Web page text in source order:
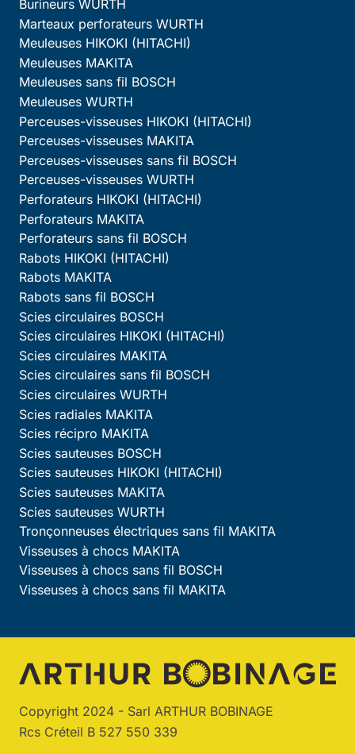
Burineurs WURTH
Marteaux perforateurs WURTH
Meuleuses HIKOKI (HITACHI)
Meuleuses MAKITA
Meuleuses sans fil BOSCH
Meuleuses WURTH
Perceuses-visseuses HIKOKI (HITACHI)
Perceuses-visseuses MAKITA
Perceuses-visseuses sans fil BOSCH
Perceuses-visseuses WURTH
Perforateurs HIKOKI (HITACHI)
Perforateurs MAKITA
Perforateurs sans fil BOSCH
Rabots HIKOKI (HITACHI)
Rabots MAKITA
Rabots sans fil BOSCH
Scies circulaires BOSCH
Scies circulaires HIKOKI (HITACHI)
Scies circulaires MAKITA
Scies circulaires sans fil BOSCH
Scies circulaires WURTH
Scies radiales MAKITA
Scies récipro MAKITA
Scies sauteuses BOSCH
Scies sauteuses HIKOKI (HITACHI)
Scies sauteuses MAKITA
Scies sauteuses WURTH
Tronçonneuses électriques sans fil MAKITA
Visseuses à chocs MAKITA
Visseuses à chocs sans fil BOSCH
Visseuses à chocs sans fil MAKITA
Copyright 2024 - Sarl ARTHUR BOBINAGE
Rcs Créteil B 527 550 339